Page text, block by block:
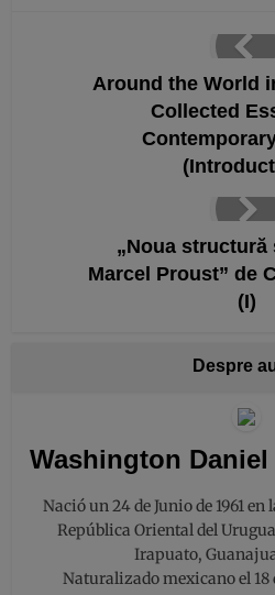
Around the World
Collected
„Noua structură
Marcel Proust” de
(I)
Despre
Washington
Nació un 24 de Junio de 1961
República Oriental del
Irapuato,
Naturalizado mexicano el 18